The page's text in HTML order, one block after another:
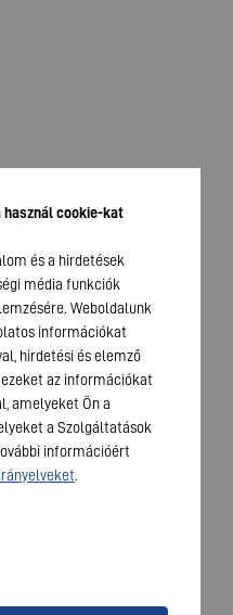
használ cookie-kat
és a hirdetések
média funkciók
Weboldalunk
információkat
hirdetési és elemző
az információkat
amelyeket Ön a
a Szolgáltatások
információért
.